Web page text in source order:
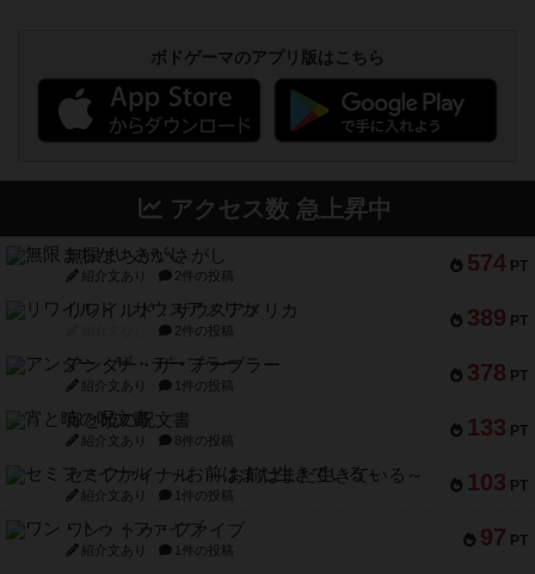
ボドゲーマのアプリ版はこちら
アクセス数 急上昇中
574 PT
無限まちがいさがし
紹介文あり 2件の投稿
389 PT
リワイルド：サウスアメリカ
2件の投稿
378 PT
アンダー・ザ・テーブラー
紹介文あり 1件の投稿
133 PT
宵と暁の呪文書
紹介文あり 8件の投稿
103 PT
セミファイナル ～お前はまだ生きている～
紹介文あり 1件の投稿
97 PT
ワン・トゥ・ファイブ
紹介文あり 1件の投稿